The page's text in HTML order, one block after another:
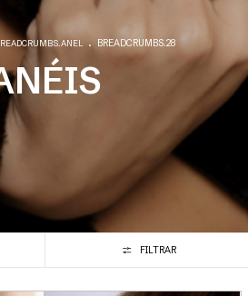
. BREADCRUMBS.28
FILTRAR